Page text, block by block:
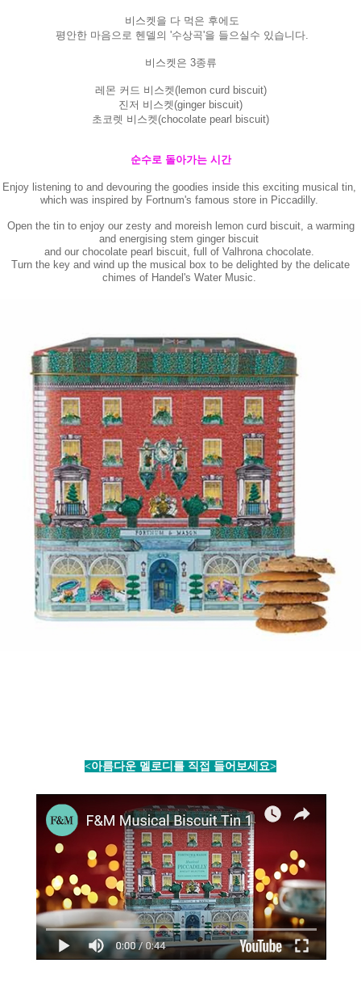
비스켓을 다 먹은 후에도
평안한 마음으로 헨델의 '수상곡'을 들으실수 있습니다
비스켓은 3종류
레몬 커드 비스켓(lemon curd biscuit)
진저 비스켓(ginger biscuit)
초코렛 비스켓(chocolate pearl biscuit)
순수로 돌아가는 시간
Enjoy listening to and devouring the goodies inside this exciting musical tin,
which was inspired by Fortnum's famous store in Piccadilly.
Open the tin to enjoy our zesty and moreish lemon curd biscuit, a warming
and energising stem ginger biscuit
and our chocolate pearl biscuit, full of Valhrona chocolate.
Turn the key and wind up the musical box to be delighted by the delicate
chimes of Handel's Water Music.
<아름다운 멜로디를 직접 들어보세요>